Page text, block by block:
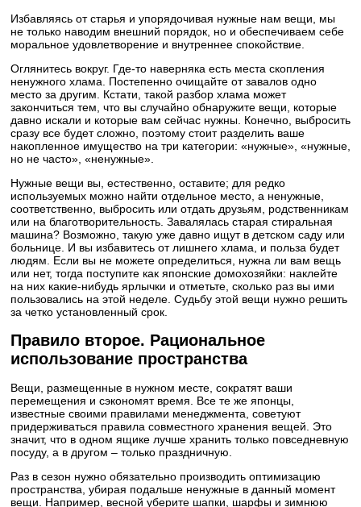
Избавляясь от старья и упорядочивая нужные нам вещи, мы
не только наводим внешний порядок, но и обеспечиваем себе
моральное удовлетворение и внутреннее спокойствие.
Оглянитесь вокруг. Где-то наверняка есть места скопления
ненужного хлама. Постепенно очищайте от завалов одно
место за другим. Кстати, такой разбор хлама может
закончиться тем, что вы случайно обнаружите вещи, которые
давно искали и которые вам сейчас нужны. Конечно, выбросить
сразу все будет сложно, поэтому стоит разделить ваше
накопленное имущество на три категории: «нужные», «нужные,
но не часто», «ненужные».
Нужные вещи вы, естественно, оставите; для редко
используемых можно найти отдельное место, а ненужные,
соответственно, выбросить или отдать друзьям, родственникам
или на благотворительность. Завалялась старая стиральная
машина? Возможно, такую уже давно ищут в детском саду или
больнице. И вы избавитесь от лишнего хлама, и польза будет
людям. Если вы не можете определиться, нужна ли вам вещь
или нет, тогда поступите как японские домохозяйки: наклейте
на них какие-нибудь ярлычки и отметьте, сколько раз вы ими
пользовались на этой неделе. Судьбу этой вещи нужно решить
за четко установленный срок.
Правило второе. Рациональное
использование пространства
Вещи, размещенные в нужном месте, сократят ваши
перемещения и сэкономят время. Все те же японцы,
известные своими правилами менеджмента, советуют
придерживаться правила совместного хранения вещей. Это
значит, что в одном ящике лучше хранить только повседневную
посуду, а в другом – только праздничную.
Раз в сезон нужно обязательно производить оптимизацию
пространства, убирая подальше ненужные в данный момент
вещи. Например, весной уберите шапки, шарфы и зимнюю